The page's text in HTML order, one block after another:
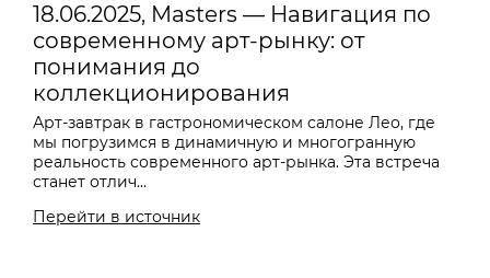
18.06.2025, Masters — Навигация по
современному арт-рынку: от
понимания до
коллекционирования
Арт-завтрак в гастрономическом салоне Лео, где
мы погрузимся в динамичную и многогранную
реальность современного арт-рынка. Эта встреча
станет отлич...
Перейти в источник